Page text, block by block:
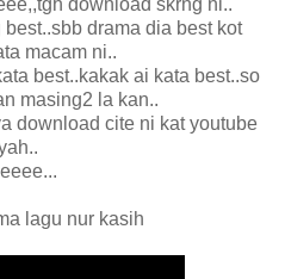
drama dia best kot
macam ni..
best..kakak ai kata best..so
masing2 la kan..
download cite ni kat youtube
lagu nur kasih